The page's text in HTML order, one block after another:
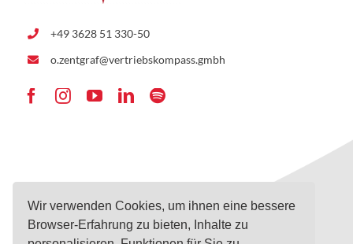
Wir verwenden Cookies, um ihnen eine bessere
Browser-Erfahrung zu bieten, Inhalte zu
+49 3628 51 330-50
o.zentgraf@vertriebskompass.gmbh
Navigation Infos